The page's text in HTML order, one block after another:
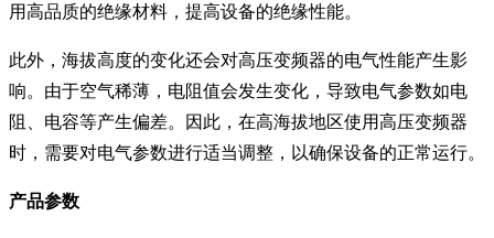
用高品质的绝缘材料，提高设备的绝缘性能。
此外，海拔高度的变化还会对高压变频器的电气性能产生影
响。由于空气稀薄，电阻值会发生变化，导致电气参数如电
阻、电容等产生偏差。因此，在高海拔地区使用高压变频器
时，需要对电气参数进行适当调整，以确保设备的正常运行。
产品参数